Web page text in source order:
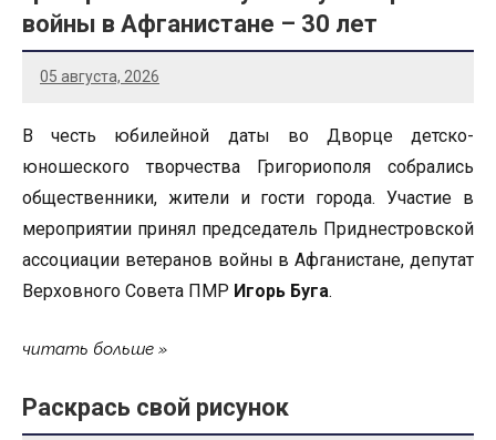
войны в Афганистане – 30 лет
05 августа, 2026
В честь юбилейной даты во Дворце детско-
юношеского творчества Григориополя собрались
общественники, жители и гости города. Участие в
мероприятии принял председатель Приднестровской
ассоциации ветеранов войны в Афганистане, депутат
Верховного Совета ПМР Игорь Буга.
читать больше
Раскрась свой рисунок